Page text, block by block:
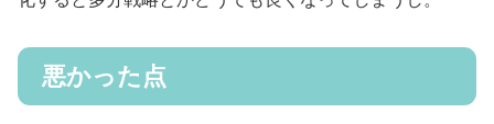
悪かった点